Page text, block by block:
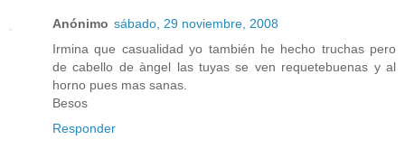
Anónimo sábado, 29 noviembre, 2008
Irmina que casualidad yo también he hecho truchas pero
de cabello de àngel las tuyas se ven requetebuenas y al
horno pues mas sanas.
Besos
Responder